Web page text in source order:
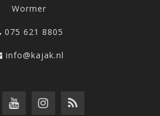
Wormer
075 621 8805
info@kajak.nl